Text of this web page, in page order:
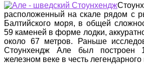
расположенный на скале рядом с
Балтийского моря, в общей
59 каменей в форме лодки,
около 67 метров. Раньше
Стоунхендж Але был построен
железном веке в честь